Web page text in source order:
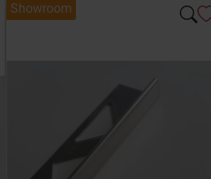
Showroom